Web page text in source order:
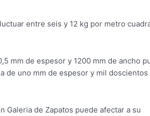
entre seis y 12 kg por metro
mm de espesor y 1200 mm de ancho
de uno mm de espesor y mil doscientos
Galeria de Zapatos puede afectar a su